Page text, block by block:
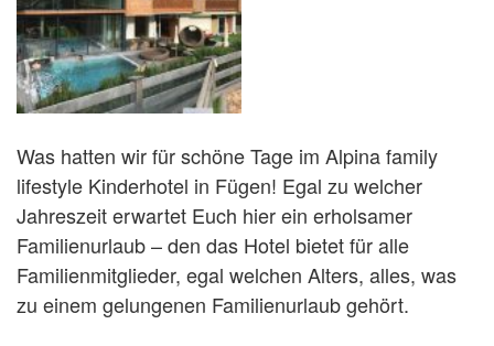
Was hatten wir für schöne Tage im Alpina family
lifestyle Kinderhotel in Fügen! Egal zu welcher
Jahreszeit erwartet Euch hier ein erholsamer
Familienurlaub – den das Hotel bietet für alle
Familienmitglieder, egal welchen Alters, alles, was
zu einem gelungenen Familienurlaub gehört.